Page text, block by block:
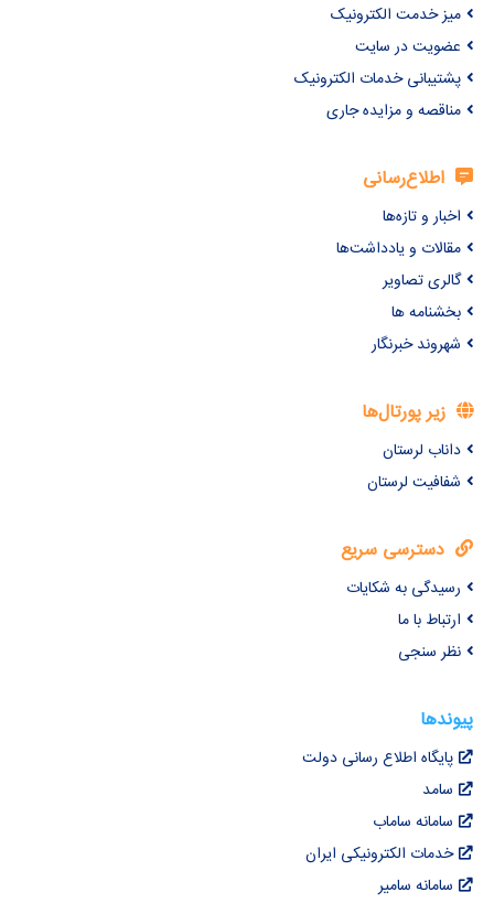
میز خدمت الکترونیک
عضویت در سایت
پشتیبانی خدمات الکترونیک
مناقصه و مزایده جاری
اطلاع‌رسانی
اخبار و تازه‌ها
مقالات و یادداشت‌ها
گالری تصاویر
بخشنامه ها
شهروند خبرنگار
زیر پورتال‌ها
داناب لرستان
شفافیت لرستان
دسترسی سریع
رسیدگی به شکایات
ارتباط با ما
نظر سنجی
پیوندها
پایگاه اطلاع رسانی دولت
سامد
سامانه ساماب
خدمات الکترونیکی ایران
سامانه سامیر